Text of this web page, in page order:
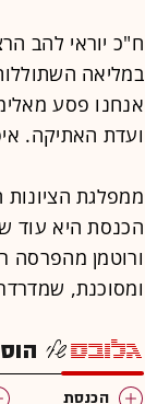
ח"כ יוראי להב
במליאה
אנחנו פסע
ועדת האתיקה.
ממפלגת
הכנסת היא עוד
ורוטמן מהפרסה
ומסוכנת,
הכנסת